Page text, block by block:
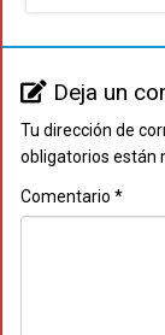
Deja un
Tu dirección de
obligatorios están
Comentario *